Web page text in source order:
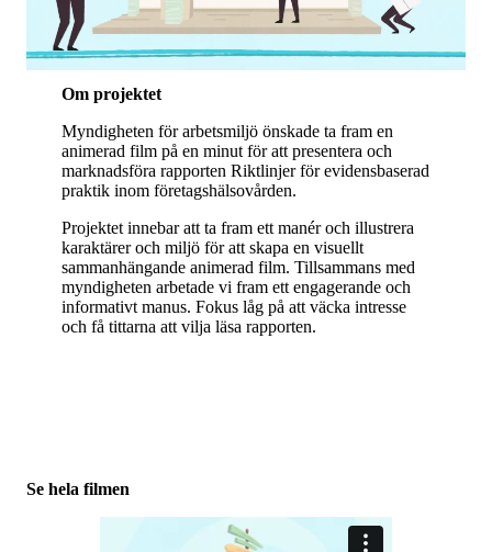
Om projektet
Myndigheten för arbetsmiljö önskade ta fram en
animerad film på en minut för att presentera och
marknadsföra rapporten Riktlinjer för evidensbaserad
praktik inom företagshälsovården.
Projektet innebar att ta fram ett manér och illustrera
karaktärer och miljö för att skapa en visuellt
sammanhängande animerad film. Tillsammans med
myndigheten arbetade vi fram ett engagerande och
informativt manus. Fokus låg på att väcka intresse
och få tittarna att vilja läsa rapporten.
Se hela filmen